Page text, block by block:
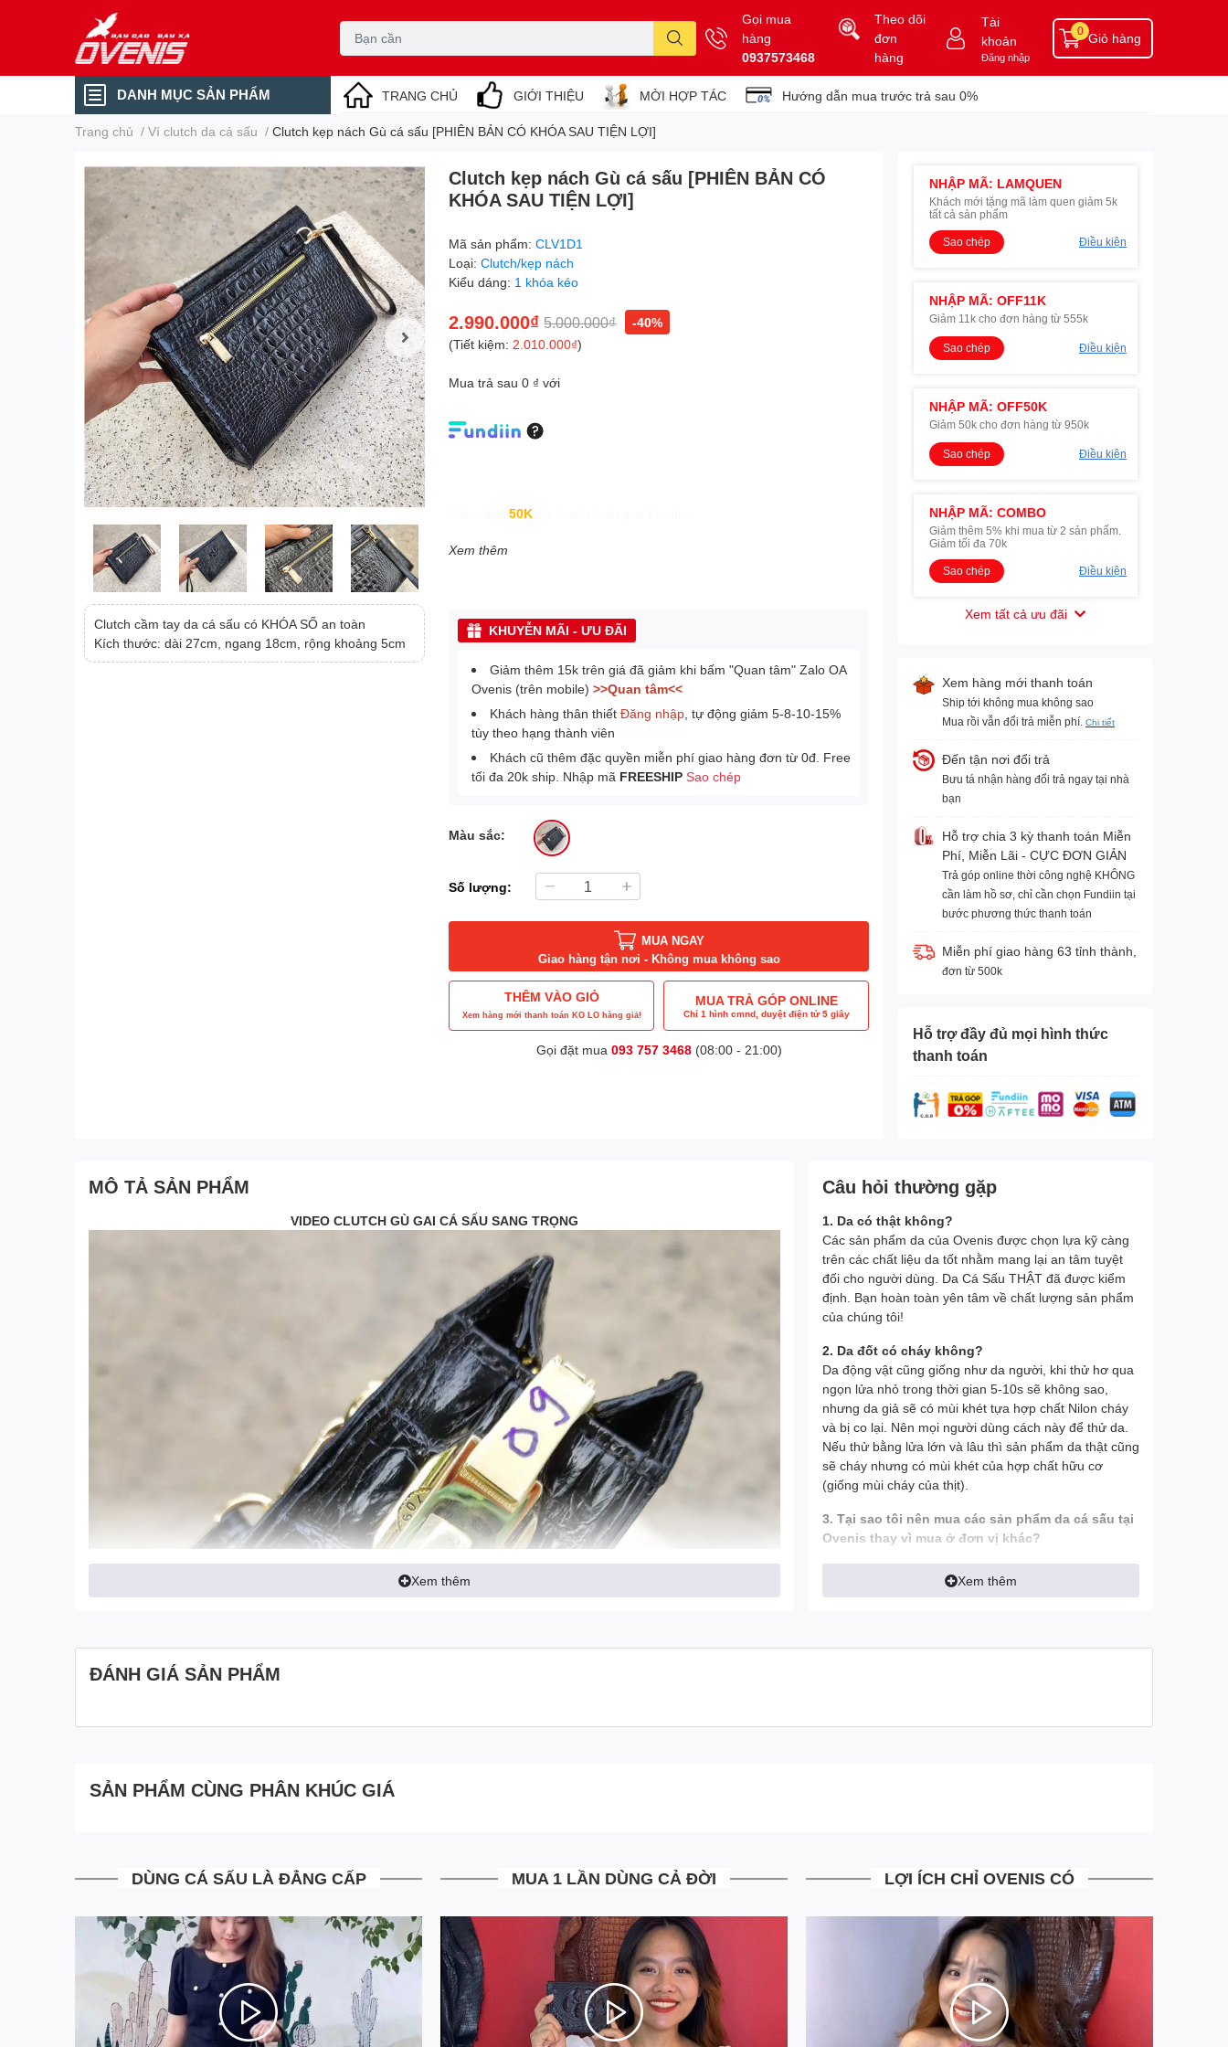
Gọi mua
hàng
0937573468
Theo dõi
đơn
hàng
Tài
khoản
Đăng nhập
Giỏ hàng
0
DANH MỤC SẢN PHẨM TRANG CHỦ GIỚI THIỆU MỜI HỢP TÁC Hướng dẫn mua trước trả sau 0%
Trang chủ / Ví clutch da cá sấu / Clutch kẹp nách Gù cá sấu [PHIÊN BẢN CÓ KHÓA SAU TIỆN LỢI]
Clutch cầm tay da cá sấu có KHÓA SỐ an toàn
Kích thước: dài 27cm, ngang 18cm, rộng khoảng 5cm
Clutch kẹp nách Gù cá sấu [PHIÊN BẢN CÓ
KHÓA SAU TIỆN LỢI]
Mã sản phẩm:CLV1D1
Loại:Clutch/kẹp nách
Kiểu dáng: 1 khóa kéo
2.990.000₫ 5.000.000₫
-40%
(Tiết kiệm: 2.010.000₫)
Mua trả sau 0 ₫ với
50K
Xem thêm
KHUYỄN MÃI - ƯU ĐÃI
Giảm thêm 15k trên giá đã giảm khi bấm "Quan tâm" Zalo OA
Ovenis (trên mobile) >>Quan tâm<<
Khách hàng thân thiếtĐăng nhập , tự động giảm 5-8-10-15%
tùy theo hạng thành viên
Khách cũ thêm đặc quyền miễn phí giao hàng đơn từ 0đ. Free
tối đa 20k ship. Nhập mã FREESHIP Sao chép
Màu sắc:
Số lượng:
MUA NGAY
Giao hàng tận nơi - Không mua không sao
THÊM VÀO GIỎ
Xem hàng mới thanh toán KO LO hàng giả!
MUA TRẢ GÓP ONLINE
Chỉ 1 hình cmnd, duyệt điện tử 5 giây
Gọi đặt mua 093 757 3468(08:00 - 21:00)
NHẬP MÃ: LAMQUEN
Khách mới tặng mã làm quen giảm 5k
tất cả sản phẩm
Sao chép
Điều kiện
NHẬP MÃ: OFF11K
Giảm 11k cho đơn hàng từ 555k
Sao chép Điều kiện
NHẬP MÃ: OFF50K
Giảm 50k cho đơn hàng từ 950k
Sao chép Điều kiện
NHẬP MÃ: COMBO
Giảm thêm 5% khi mua từ 2 sản phẩm.
Giảm tối đa 70k
Sao chép
Điều kiện
Xem tất cả ưu đãi
Xem hàng mới thanh toán
Ship tới không mua không sao
Mua rồi vẫn đổi trả miễn phí. Chi tiết
Đến tận nơi đổi trả
Bưu tá nhận hàng đổi trả ngay tại nhà
bạn
Hỗ trợ chia 3 kỳ thanh toán Miễn
Phí, Miễn Lãi - CỰC ĐƠN GIẢN
Trả góp online thời công nghệ KHÔNG
cần làm hồ sơ, chỉ cần chọn Fundiin tại
bước phương thức thanh toán
Miễn phí giao hàng 63 tỉnh thành,
đơn từ 500k
Hỗ trợ đầy đủ mọi hình thức
thanh toán
MÔ TẢ SẢN PHẨM
VIDEO CLUTCH GÙ GAI CÁ SẤU SANG TRỌNG
Xem thêm
Câu hỏi thường gặp
1. Da có thật không?
Các sản phẩm da của Ovenis được chọn lựa kỹ càng
trên các chất liệu da tốt nhằm mang lại an tâm tuyệt
đối cho người dùng. Da Cá Sấu THẬT đã được kiểm
định. Bạn hoàn toàn yên tâm về chất lượng sản phẩm
của chúng tôi!
2. Da đốt có cháy không?
Da động vật cũng giống như da người, khi thử hơ qua
ngọn lửa nhỏ trong thời gian 5-10s sẽ không sao,
nhưng da giả sẽ có mùi khét tựa hợp chất Nilon cháy
và bị co lại. Nên mọi người dùng cách này để thử da.
Nếu thử bằng lửa lớn và lâu thì sản phẩm da thật cũng
sẽ cháy nhưng có mùi khét của hợp chất hữu cơ
(giống mùi cháy của thịt).
3. Tại sao tôi nên mua các sản phẩm da cá sấu tại
Ovenis thay vì mua ở đơn vị khác?
- Tất cả hình ảnh đều được Ovenis chụp thật trên tay
để khách có được cái nhìn chính xác nhất về sản
- Ship tới không mua không sao
đổi trả trả ngay tại nhà, mà khách hàng không phải đi
góp 4.0 MIỄN MỌI LOẠI PHÍ. Chia 3 kỳ thanh toán
siêu đơn giản ngay trên website, khác hoàn toàn với
trả góp truyền thống qua các công ty tài chính hiện tại.
Ngồi tại nhà chỉ với một hình cmnd duyệt điện tử 5S có
ngay sản phẩm đồ da cá sấu cao cấp chính hãng.
=> Chúng tôi mong muốn những khách hàng thân yêu
của mình Mua Sắm Thật Dễ Dàng, và hơn hết là cảm
Xem thêm
ĐÁNH GIÁ SẢN PHẨM
SẢN PHẨM CÙNG PHÂN KHÚC GIÁ
DÙNG CÁ SẤU LÀ ĐẲNG CẤP MUA 1 LẦN DÙNG CẢ ĐỜI LỢI ÍCH CHỈ OVENIS CÓ